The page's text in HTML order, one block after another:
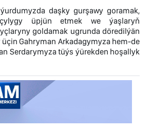
daşky gurşawy goramak,
üpjün etmek we ýaşlaryň
goldamak ugrunda döredilýän
Gahryman Arkadagymyza hem-de
Serdarymyza tüýs ýürekden hoşallyk